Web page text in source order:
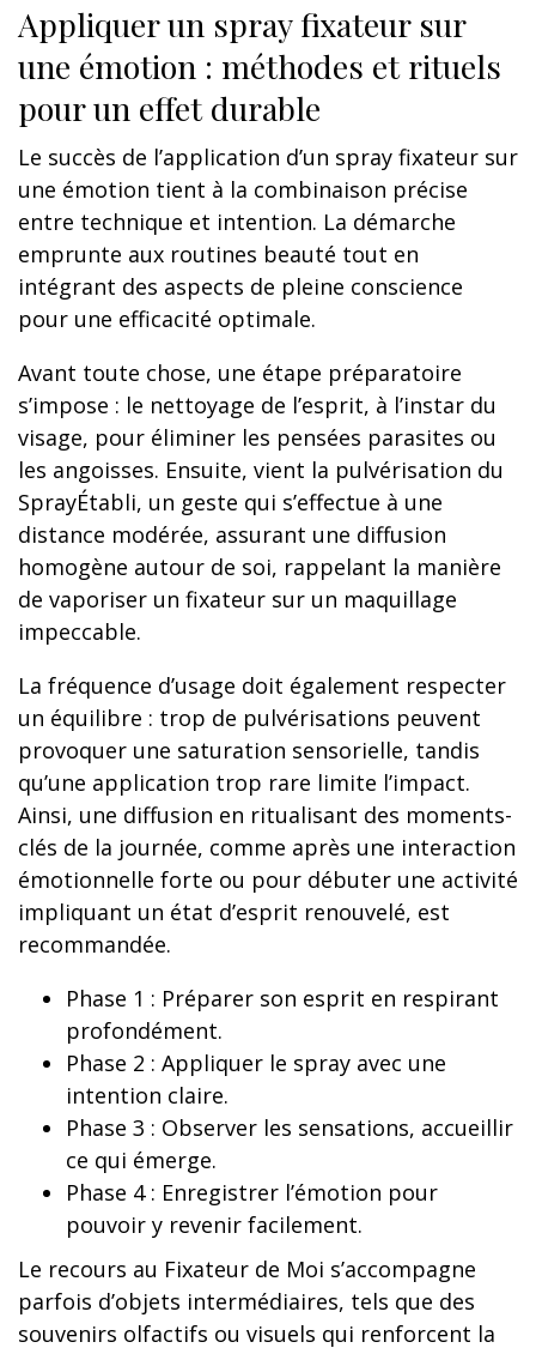
Appliquer un spray fixateur sur
une émotion : méthodes et rituels
pour un effet durable
Le succès de l’application d’un spray fixateur sur
une émotion tient à la combinaison précise
entre technique et intention. La démarche
emprunte aux routines beauté tout en
intégrant des aspects de pleine conscience
pour une efficacité optimale.
Avant toute chose, une étape préparatoire
s’impose : le nettoyage de l’esprit, à l’instar du
visage, pour éliminer les pensées parasites ou
les angoisses. Ensuite, vient la pulvérisation du
SprayÉtabli, un geste qui s’effectue à une
distance modérée, assurant une diffusion
homogène autour de soi, rappelant la manière
de vaporiser un fixateur sur un maquillage
impeccable.
La fréquence d’usage doit également respecter
un équilibre : trop de pulvérisations peuvent
provoquer une saturation sensorielle, tandis
qu’une application trop rare limite l’impact.
Ainsi, une diffusion en ritualisant des moments-
clés de la journée, comme après une interaction
émotionnelle forte ou pour débuter une activité
impliquant un état d’esprit renouvelé, est
recommandée.
Phase 1 : Préparer son esprit en respirant
profondément.
Phase 2 : Appliquer le spray avec une
intention claire.
Phase 3 : Observer les sensations, accueillir
ce qui émerge.
Phase 4 : Enregistrer l’émotion pour
pouvoir y revenir facilement.
Le recours au Fixateur de Moi s’accompagne
parfois d’objets intermédiaires, tels que des
souvenirs olfactifs ou visuels qui renforcent la